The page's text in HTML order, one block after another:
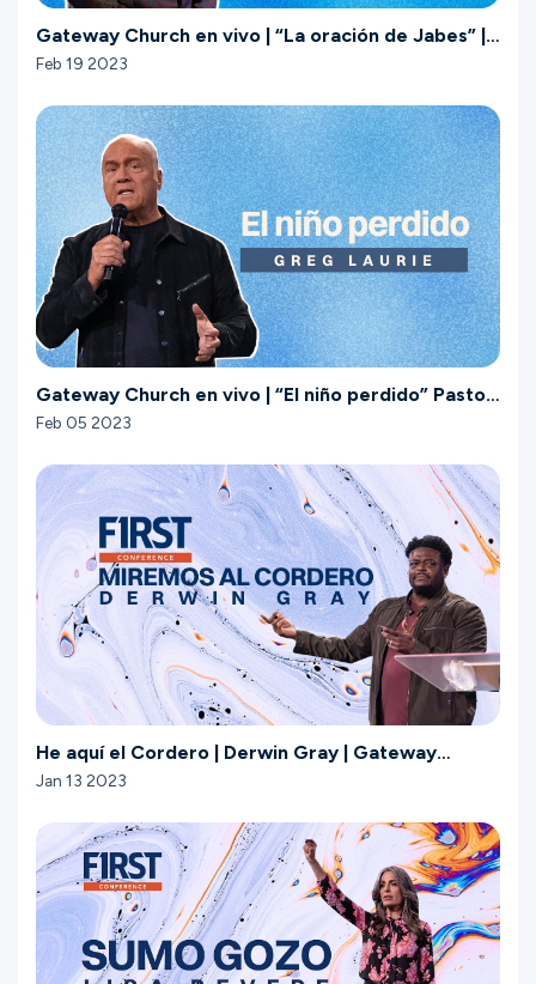
Gateway Church en vivo | “La oración de Jabes” |
Febrero 19
Feb 19 2023
Gateway Church en vivo | “El niño perdido” Pastor
Greg Laurie | Febrero 4–5
Feb 05 2023
He aquí el Cordero | Derwin Gray | Gateway
Church
Jan 13 2023